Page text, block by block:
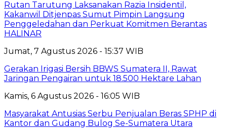
Rutan Tarutung Laksanakan Razia Insidentil,
Kakanwil Ditjenpas Sumut Pimpin Langsung
Penggeledahan dan Perkuat Komitmen Berantas
HALINAR
Jumat, 7 Agustus 2026 - 15:37 WIB
Gerakan Irigasi Bersih BBWS Sumatera II, Rawat
Jaringan Pengairan untuk 18.500 Hektare Lahan
Kamis, 6 Agustus 2026 - 16:05 WIB
Masyarakat Antusias Serbu Penjualan Beras SPHP di
Kantor dan Gudang Bulog Se-Sumatera Utara